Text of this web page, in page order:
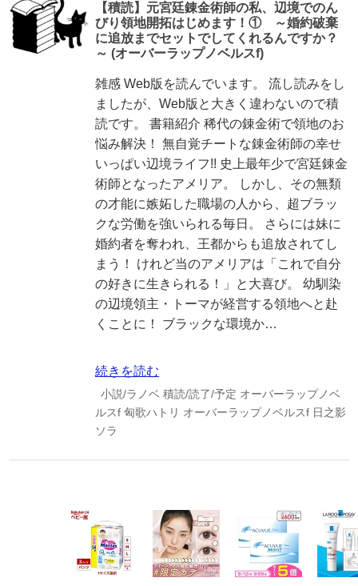
【積読】元宮廷錬金術師の私、辺境でのん
びり領地開拓はじめます！① ～婚約破棄
に追放までセットでしてくれるんですか？
～ (オーバーラップノベルスf)
雑感 Web版を読んでいます。 流し読みをし
ましたが、Web版と大きく違わないので積
読です。 書籍紹介 稀代の錬金術で領地のお
悩み解決！ 無自覚チートな錬金術師の幸せ
いっぱい辺境ライフ!! 史上最年少で宮廷錬金
術師となったアメリア。 しかし、その無類
の才能に嫉妬した職場の人から、超ブラッ
クな労働を強いられる毎日。 さらには妹に
婚約者を奪われ、王都からも追放されてし
まう！ けれど当のアメリアは「これで自分
の好きに生きられる！」と大喜び。 幼馴染
の辺境領主・トーマが経営する領地へと赴
くことに！ ブラックな環境か…
続きを読む
小説/ラノベ 積読/読了/予定 オーバーラップノベ
ルスf 匈歌ハトリ オーバーラップノベルスf 日之影
ソラ